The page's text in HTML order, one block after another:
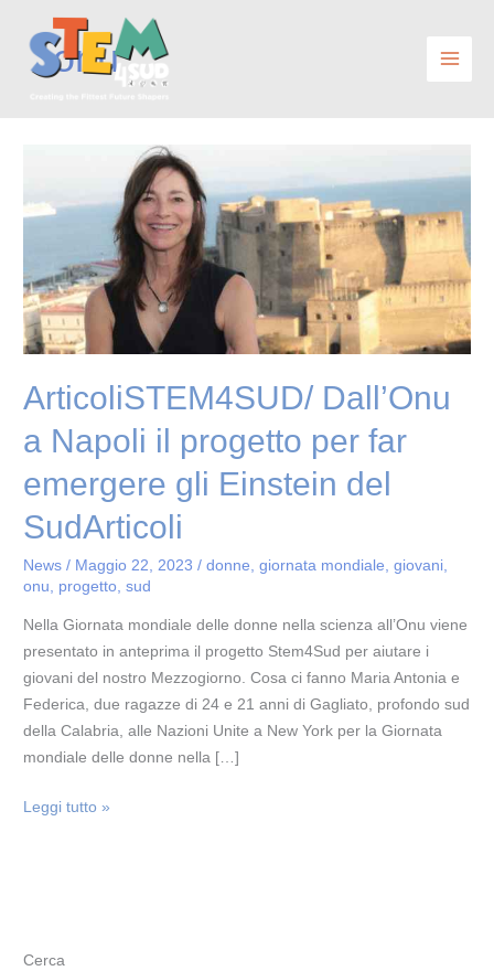
contenutoonu
ArticoliSTEM4SUD/ Dall’Onu
a Napoli il progetto per far
emergere gli Einstein del
SudArticoli
News / Maggio 22, 2023/donne,giornata mondiale,giovani,
onu, progetto,sud
Nella Giornata mondiale delle donne nella scienza all’Onu viene
presentato in anteprima il progetto Stem4Sud per aiutare i
giovani del nostro Mezzogiorno. Cosa ci fanno Maria Antonia e
Federica, due ragazze di 24 e 21 anni di Gagliato, profondo sud
della Calabria, alle Nazioni Unite a New York per la Giornata
mondiale delle donne nella […]
ArticoliSTEM4SUD/
a
progetto
per
far
gli
del
Leggi tutto »
Cerca